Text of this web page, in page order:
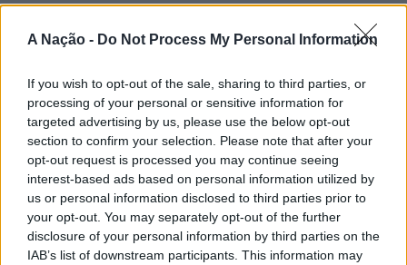
A Nação - Do Not Process My Personal Information
If you wish to opt-out of the sale, sharing to third parties, or
processing of your personal or sensitive information for
targeted advertising by us, please use the below opt-out
section to confirm your selection. Please note that after your
opt-out request is processed you may continue seeing
interest-based ads based on personal information utilized by
us or personal information disclosed to third parties prior to
your opt-out. You may separately opt-out of the further
disclosure of your personal information by third parties on the
IAB’s list of downstream participants. This information may
TURISMO
Sintra investe na melhoria das acessibilidades nas
escolas
NÃO PERCA
Distrito de Faro: PSP faz oito detenções entre 17 e 18
de março
acompanhado pelo executivo municipal, assinalando o
início de uma competição que voltou a colocar o
ténis.
Apesar das desistências de última hora de jogadores
como Casper Ruud (Noruega), Alejandro Davidovich
Fokina (Espanha) e Matteo Arnaldi (Itália), a prova
apresentou um quadro competitivo de elevado nível,
liderado pelo russo Andrey Rublev, primeiro cabeça de
série, pelo italiano Luciano Darderi, pelo chileno
Alejandro Tabilo e pelo belga Alexander Blockx.
ATUALIDADE
Castelo Branco: “Bienal
Internacional de Artes e Ofícios”
promete afirmar artesanato,
património e inovação como
“motores de desenvolvimento
económico e cultural” do município
português